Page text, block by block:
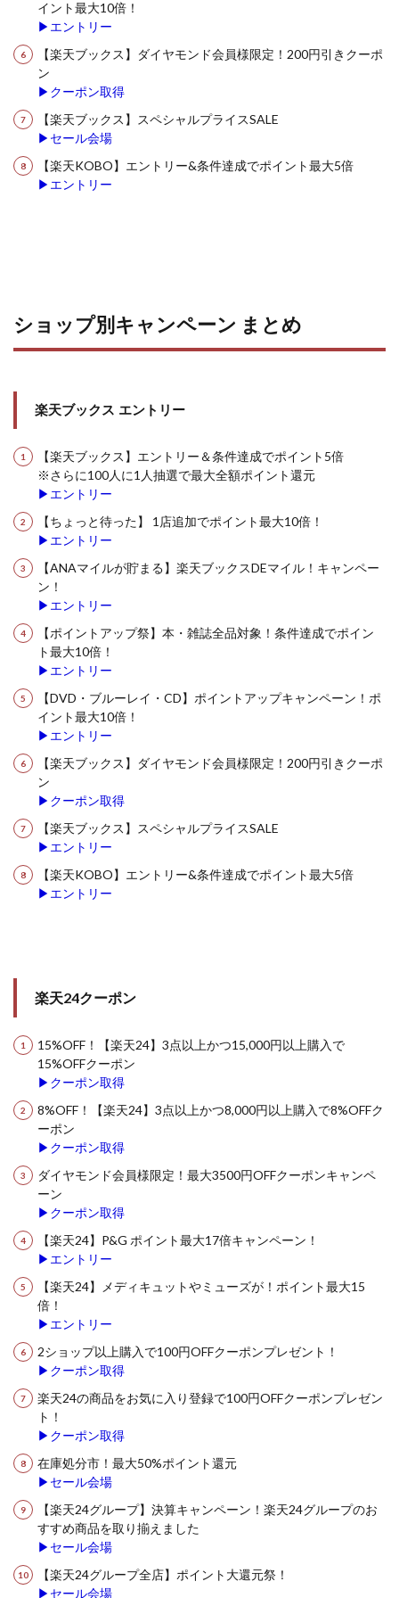
イント最大10倍！
▶エントリー
【楽天ブックス】ダイヤモンド会員様限定！200円引きクーポ
ン
▶クーポン取得
【楽天ブックス】スペシャルプライスSALE
▶セール会場
【楽天KOBO】エントリー&条件達成でポイント最大5倍
▶エントリー
ショップ別キャンペーン まとめ
楽天ブックス エントリー
【楽天ブックス】エントリー＆条件達成でポイント5倍
※さらに100人に1人抽選で最大全額ポイント還元
▶エントリー
【ちょっと待った】 1店追加でポイント最大10倍！
▶エントリー
【ANAマイルが貯まる】楽天ブックスDEマイル！キャンペー
ン！
▶エントリー
【ポイントアップ祭】本・雑誌全品対象！条件達成でポイン
ト最大10倍！
▶エントリー
【DVD・ブルーレイ・CD】ポイントアップキャンペーン！ポ
イント最大10倍！
▶エントリー
【楽天ブックス】ダイヤモンド会員様限定！200円引きクーポ
ン
▶クーポン取得
【楽天ブックス】スペシャルプライスSALE
▶エントリー
【楽天KOBO】エントリー&条件達成でポイント最大5倍
▶エントリー
楽天24クーポン
15%OFF！【楽天24】3点以上かつ15,000円以上購入で
15%OFFクーポン
▶クーポン取得
8%OFF！【楽天24】3点以上かつ8,000円以上購入で8%OFFク
ーポン
▶クーポン取得
ダイヤモンド会員様限定！最大3500円OFFクーポンキャンペ
ーン
▶クーポン取得
【楽天24】P&G ポイント最大17倍キャンペーン！
▶エントリー
【楽天24】メディキュットやミューズが！ポイント最大15
倍！
▶エントリー
2ショップ以上購入で100円OFFクーポンプレゼント！
▶クーポン取得
楽天24の商品をお気に入り登録で100円OFFクーポンプレゼン
ト！
▶クーポン取得
在庫処分市！最大50%ポイント還元
▶セール会場
【楽天24グループ】決算キャンペーン！楽天24グループのお
すすめ商品を取り揃えました
▶セール会場
【楽天24グループ全店】ポイント大還元祭！
▶セール会場